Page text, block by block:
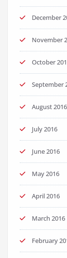
December
November
October
September
August 2016
July 2016
June 2016
May 2016
April 2016
March 2016
February